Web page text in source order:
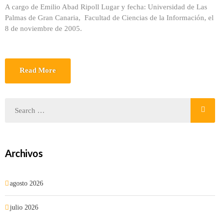
A cargo de Emilio Abad Ripoll Lugar y fecha: Universidad de Las
Palmas de Gran Canaria, Facultad de Ciencias de la Información, el
8 de noviembre de 2005.
Read More
Archivos
agosto 2026
julio 2026